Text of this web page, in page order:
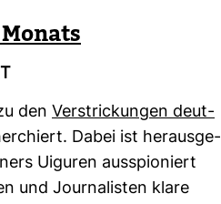
den Ver­stri­ckungen deut­
Dabei ist her­aus­ge­
Uiguren aus­spio­niert
und Jour­na­listen klare